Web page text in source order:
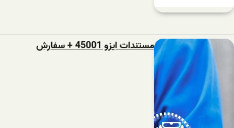
مستندات ایزو 45001 + سفارش